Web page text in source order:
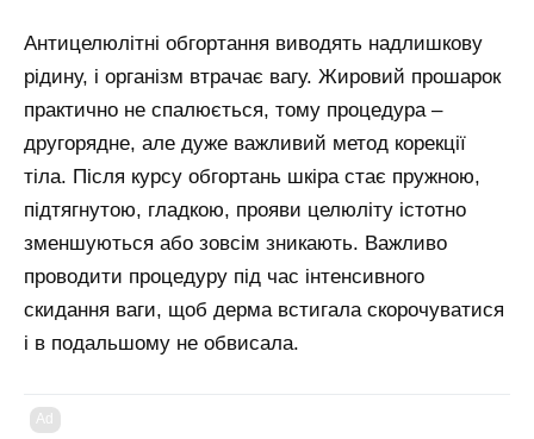
Антицелюлітні обгортання виводять надлишкову
рідину, і організм втрачає вагу. Жировий прошарок
практично не спалюється, тому процедура –
другорядне, але дуже важливий метод корекції
тіла. Після курсу обгортань шкіра стає пружною,
підтягнутою, гладкою, прояви целюліту істотно
зменшуються або зовсім зникають. Важливо
проводити процедуру під час інтенсивного
скидання ваги, щоб дерма встигала скорочуватися
і в подальшому не обвисала.
Ad